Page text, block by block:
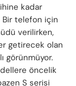
kadar
Bir telefon için
verilirken,
getirecek olan
görünmüyor.
öncelik
S serisi